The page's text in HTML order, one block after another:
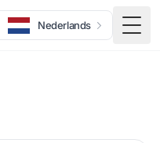
Nederlands